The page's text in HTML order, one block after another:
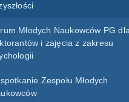
Młodych Naukowców PG dla
i zajęcia z zakresu
Zespołu Młodych